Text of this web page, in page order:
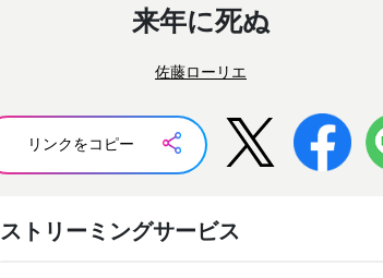
来年に死ぬ
佐藤ローリエ
リンクをコピー
ストリーミングサービス